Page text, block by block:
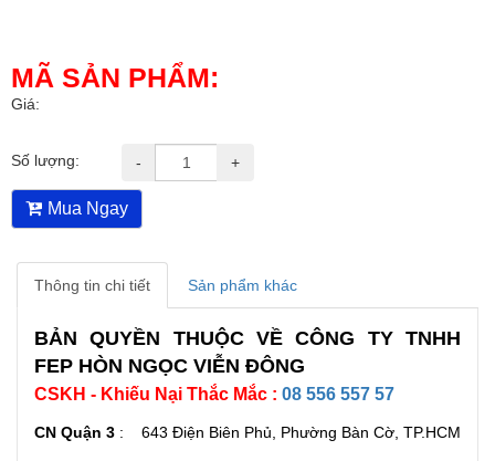
MÃ SẢN PHẨM:
Giá:
Số lượng: - +
Mua Ngay
Thông tin chi tiết Sản phẩm khác
BẢN QUYỀN THUỘC VỀ CÔNG TY TNHH
FEP HÒN NGỌC VIỄN ĐÔNG
CSKH - Khiếu Nại Thắc Mắc : 08 556 557 57
CN Quận 3 : 643 Điện Biên Phủ, Phường Bàn Cờ, TP.HCM